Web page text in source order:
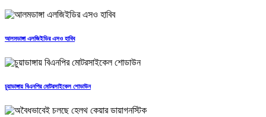
আলমডাঙ্গা এলজিইডির এসও হাবিব
চুয়াডাঙ্গায় বিএনপির মোটরসাইকেল শোডাউন